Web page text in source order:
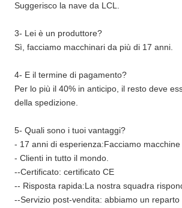
Suggerisco la nave da LCL.
3- Lei è un produttore?
Sì, facciamo macchinari da più di 17 anni.
4- E il termine di pagamento?
Per lo più il 40% in anticipo, il resto deve
della spedizione.
5- Quali sono i tuoi vantaggi?
- 17 anni di esperienza:Facciamo
- Clienti in tutto il mondo.
--Certificato: certificato CE
-- Risposta rapida:La nostra squadra
--Servizio post-vendita: abbiamo un reparto